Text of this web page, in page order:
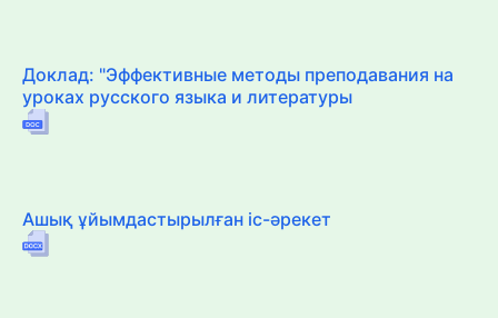
Доклад: "Эффективные методы преподавания на
уроках русского языка и литературы
Ашық ұйымдастырылған іс-әрекет